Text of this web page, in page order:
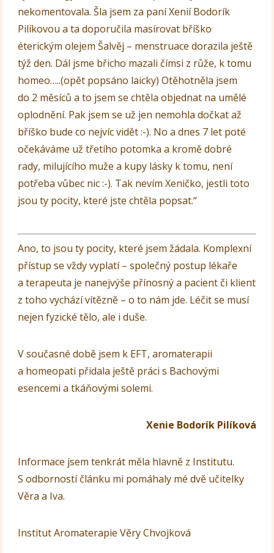
nekomentovala. Šla jsem za paní Xenií Bodorík
Pilíkovou a ta doporučila masírovat bříško
éterickým olejem Šalvěj – menstruace dorazila ještě
týž den. Dál jsme břicho mazali čímsi z růže, k tomu
homeo…..(opět popsáno laicky) Otěhotněla jsem
do 2 měsíců a to jsem se chtěla objednat na umělé
oplodnění. Pak jsem se už jen nemohla dočkat až
bříško bude co nejvíc vidět :-). No a dnes 7 let poté
očekáváme už třetího potomka a kromě dobré
rady, milujícího muže a kupy lásky k tomu, není
potřeba vůbec nic :-). Tak nevím Xeničko, jestli toto
jsou ty pocity, které jste chtěla popsat.“
Ano, to jsou ty pocity, které jsem žádala. Komplexní
přístup se vždy vyplatí – společný postup lékaře
a terapeuta je nanejvýše přínosný a pacient či klient
z toho vychází vítězně – o to nám jde. Léčit se musí
nejen fyzické tělo, ale i duše.
V současné době jsem k EFT, aromaterapii
a homeopati přidala ještě práci s Bachovými
esencemi a tkáňovými solemi.
Xenie Bodorík Pilíková
Informace jsem tenkrát měla hlavně z Institutu.
S odborností článku mi pomáhaly mé dvě učitelky
Věra a Iva.
Institut Aromaterapie Věry Chvojková